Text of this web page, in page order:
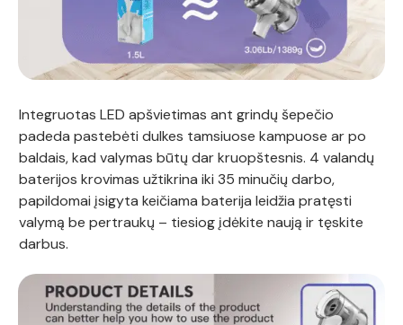
Integruotas LED apšvietimas ant grindų šepečio
padeda pastebėti dulkes tamsiuose kampuose ar po
baldais, kad valymas būtų dar kruopštesnis. 4 valandų
baterijos krovimas užtikrina iki 35 minučių darbo,
papildomai įsigyta keičiama baterija leidžia pratęsti
valymą be pertraukų – tiesiog įdėkite naują ir tęskite
darbus.